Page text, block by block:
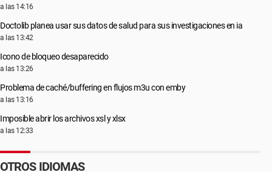
a las 14:16
Doctolib planea usar sus datos de salud para sus investigaciones en ia
a las 13:42
Icono de bloqueo desaparecido
a las 13:26
Problema de caché/buffering en flujos m3u con emby
a las 13:16
Imposible abrir los archivos xsl y xlsx
a las 12:33
OTROS IDIOMAS